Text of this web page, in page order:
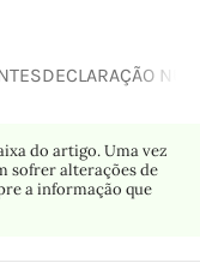
DECLARAÇÃO
do artigo. Uma vez
sofrer alterações de
a informação que